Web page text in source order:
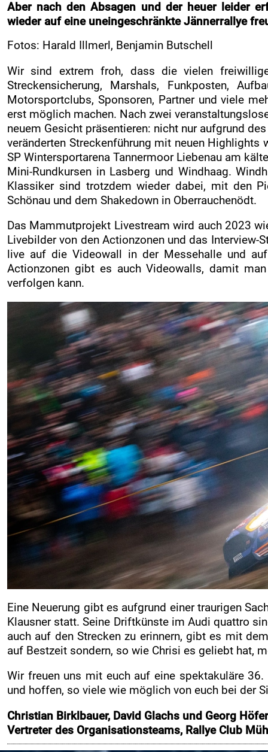
Merchandise Shop
Kontakt
ZUSEHER
Zuseherinformationen
Live-Resultate
Jännerrallye APP
Rallye-Simulator
Zeitplan
Nennliste
Streckenplan
SP Onboard Videos
Verkaufstellen
Ticket AGB
Merchandise Shop
Rallye-Journal
Zimmernachweis
PRESSE
Pressemeldungen
Medienpartner
Pressefotos
Akkreditierung
Nennliste
Zeitplan
Streckenplan
SP Onboard Videos
Verkaufstellen
Merchandise Shop
Rallye-Journal
Zimmernachweis
INFO
RCM
Motorsportclubs
Sponsoren / Partner
Aber nach den Absagen und der heuer leider
wieder auf eine uneingeschränkte Jännerrallye
Fotos: Harald Illmerl, Benjamin Butschell
Wir sind extrem froh, dass die vielen
Streckensicherung, Marshals, Funkposten,
Motorsportclubs, Sponsoren, Partner und viele
erst möglich machen. Nach zwei
neuem Gesicht präsentieren: nicht nur aufgrund
veränderten Streckenführung mit neuen Highlights
SP Wintersportarena Tannermoor Liebenau am
Mini-Rundkursen in Lasberg und Windhaag.
Klassiker sind trotzdem wieder dabei, mit den
Schönau und dem Shakedown in Oberrauchenödt.
Das Mammutprojekt Livestream wird auch 2023
Livebilder von den Actionzonen und das
live auf die Videowall in der Messehalle und
Actionzonen gibt es auch Videowalls, damit
verfolgen kann.
Eine Neuerung gibt es aufgrund einer traurigen
Klausner statt. Seine Driftkünste im Audi quattro
auch auf den Strecken zu erinnern, gibt es mit
auf Bestzeit sondern, so wie Chrisi es geliebt hat,
Wir freuen uns mit euch auf eine spektakuläre
und hoffen, so viele wie möglich von euch bei der
Christian Birklbauer, David Glachs und Georg Höfer
Vertreter des Organisationsteams, Rallye Club